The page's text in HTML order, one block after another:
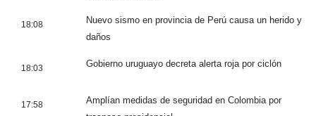
18:08
Nuevo sismo en provincia de Perú causa un herido y
daños
18:03 Gobierno uruguayo decreta alerta roja por ciclón
17:58
Amplían medidas de seguridad en Colombia por